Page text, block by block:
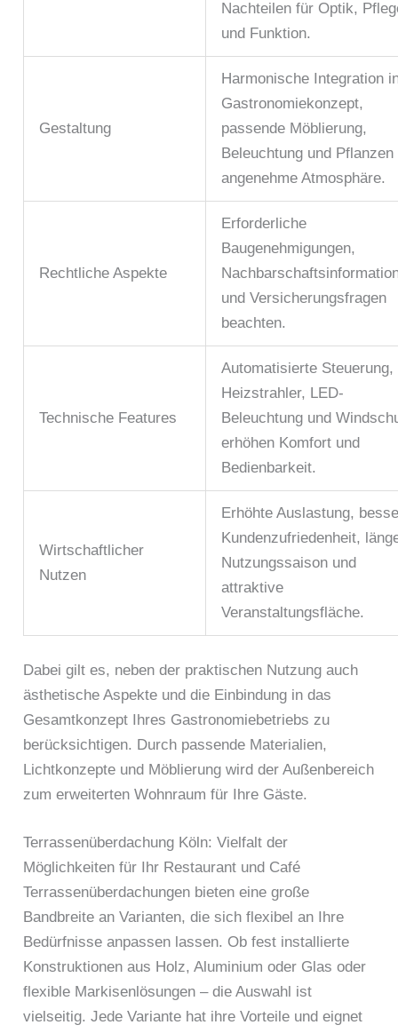
Nachteilen für Optik,
und Funktion.
Gestaltung
Harmonische Integration
Gastronomiekonzept,
passende Möblierung,
Beleuchtung und Pflanzen
angenehme Atmosphäre.
Rechtliche Aspekte
Erforderliche
Baugenehmigungen,
und Versicherungsfragen
beachten.
Technische Features
Automatisierte Steuerung,
Heizstrahler, LED-
Beleuchtung und
erhöhen Komfort und
Bedienbarkeit.
Wirtschaftlicher
Nutzen
Erhöhte Auslastung,
Kundenzufriedenheit,
Nutzungssaison und
attraktive
Veranstaltungsfläche.
Dabei gilt es, neben der praktischen Nutzung auch
ästhetische Aspekte und die Einbindung in das
Gesamtkonzept Ihres Gastronomiebetriebs zu
berücksichtigen. Durch passende Materialien,
Lichtkonzepte und Möblierung wird der Außenbereich
zum erweiterten Wohnraum für Ihre Gäste.
Terrassenüberdachung Köln: Vielfalt der
Möglichkeiten für Ihr Restaurant und Café
Terrassenüberdachungen bieten eine große
Bandbreite an Varianten, die sich flexibel an Ihre
Bedürfnisse anpassen lassen. Ob fest installierte
Konstruktionen aus Holz, Aluminium oder Glas oder
flexible Markisenlösungen – die Auswahl ist
vielseitig. Jede Variante hat ihre Vorteile und eignet